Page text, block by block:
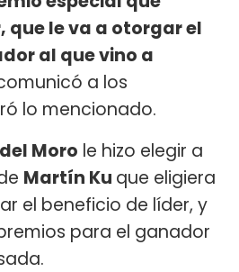
que le va a otorgar el
al que vino a
a los
lo mencionado.
Moro le hizo elegir a
Martín Ku que eligiera
el beneficio de líder, y
para el ganador